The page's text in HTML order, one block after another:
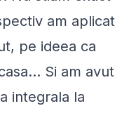
am aplicat
pe ideea ca
Si am avut
integrala la